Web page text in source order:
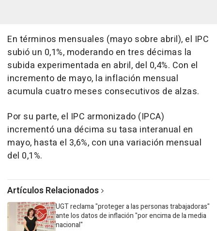
En términos mensuales (mayo sobre abril), el IPC
subió un 0,1%, moderando en tres décimas la
subida experimentada en abril, del 0,4%. Con el
incremento de mayo, la inflación mensual
acumula cuatro meses consecutivos de alzas.
Por su parte, el IPC armonizado (IPCA)
incrementó una décima su tasa interanual en
mayo, hasta el 3,6%, con una variación mensual
del 0,1%.
Artículos Relacionados
UGT reclama "proteger a las personas trabajadoras"
ante los datos de inflación "por encima de la media
nacional"